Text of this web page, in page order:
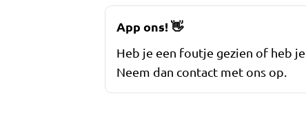
App ons!👋
Heb je een foutje gezien of heb
Neem dan contact met ons op.